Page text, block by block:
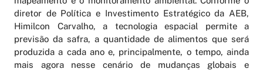
diretor de Política e Investimento Estratégico da AEB,
Himilcon Carvalho, a tecnologia espacial permite a
previsão da safra, a quantidade de alimentos que será
produzida a cada ano e, principalmente, o tempo, ainda
mais agora nesse cenário de mudanças globais e